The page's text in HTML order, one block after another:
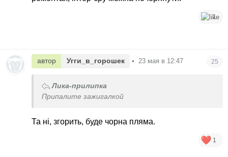
1
автор Угги_в_горошек • 23 мая в 12:47 25
Лика-прилипка
Припалите зажигалкой
Та ні, згорить, буде чорна пляма.
1